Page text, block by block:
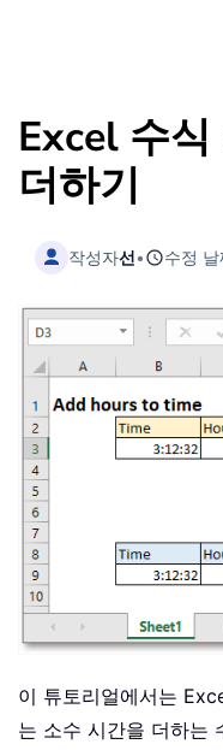
Excel 수
더하기
작성자선• 수정 날
이 튜토리얼에서는
는 소수 시간을 더하는